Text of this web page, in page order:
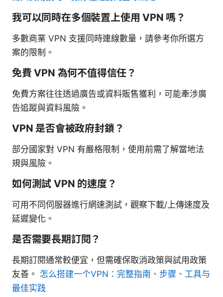
我可以同時在多個裝置上使用 VPN 嗎？
多數商業 VPN 支援同時連線數量，請參考你所選方
案的限制。
免費 VPN 為何不值得信任？
免費方案往往透過廣告或資料販售獲利，可能牽涉廣
告追蹤與資料風險。
VPN 是否會被政府封鎖？
部分國家對 VPN 有嚴格限制，使用前需了解當地法
規與風險。
如何測試 VPN 的速度？
可用不同伺服器進行網速測試，觀察下載/上傳速度及
延遲變化。
是否需要長期訂閱？
長期訂閱通常較便宜，但需確保取消政策與試用政策
友善。 怎么搭建一个VPN：完整指南、步骤、工具与
最佳实践